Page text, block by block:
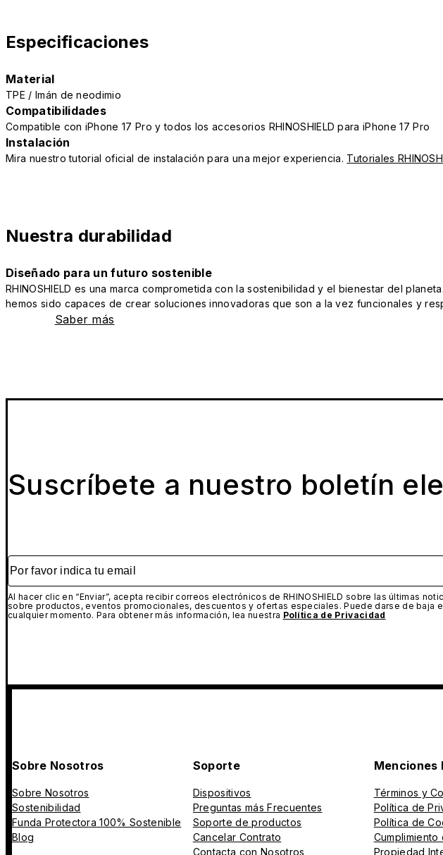
Especificaciones
Material
TPE / Imán de neodimio
Compatibilidades
Compatible con iPhone 17 Pro y todos los accesorios RHINOSHIELD para iPhone 17 Pro
Instalación
Mira nuestro tutorial oficial de instalación para una mejor experiencia. Tutoriales
Nuestra durabilidad
Diseñado para un futuro sostenible
RHINOSHIELD es una marca comprometida con la sostenibilidad y el bienestar del
hemos sido capaces de crear soluciones innovadoras que son a la vez funcionales y
Saber más
Suscríbete a nuestro boletín
Por favor indica tu email
Al hacer clic en “Enviar”, acepta recibir correos electrónicos de RHINOSHIELD sobre las últimas
sobre productos, eventos promocionales, descuentos y ofertas especiales. Puede darse de baja
cualquier momento. Para obtener más información, lea nuestra Política de Privacidad
Sobre Nosotros
Sobre Nosotros
Sostenibilidad
Funda Protectora 100% Sostenible
Blog
Soporte
Dispositivos
Preguntas más Frecuentes
Soporte de productos
Cancelar Contrato
Contacta con Nosotros
Menciones
Términos y
Política de
Política de
Cumplimiento
Propiedad